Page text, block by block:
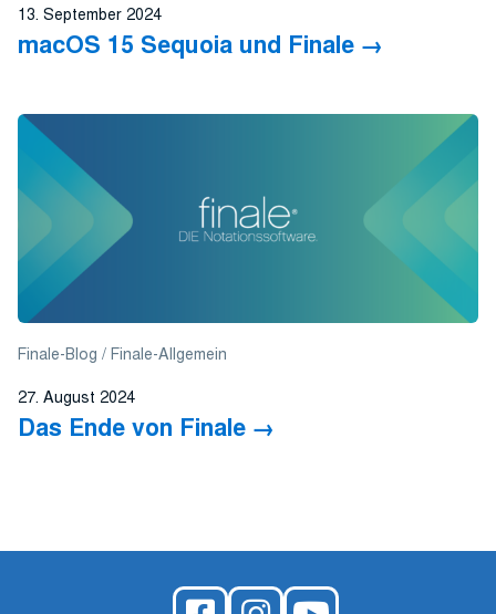
13. September 2024
macOS 15 Sequoia und Finale
Finale-Blog
Finale-Allgemein
27. August 2024
Das Ende von Finale